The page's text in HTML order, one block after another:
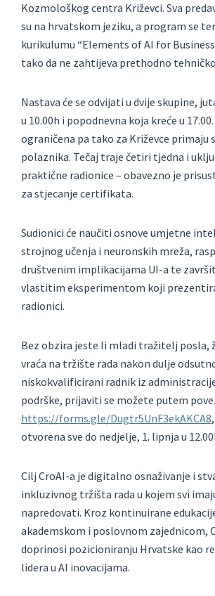
Kozmološkog centra Križevci. Sva
su na hrvatskom jeziku, a program se
kurikulumu “Elements of AI for
tako da ne zahtijeva prethodno
Nastava će se odvijati u dvije skupine,
u 10.00h i popodnevna koja kreće u
ograničena pa tako za Križevce primaju
polaznika. Tečaj traje četiri tjedna i
praktične radionice – obavezno je
za stjecanje certifikata.
Sudionici će naučiti osnove umjetne
strojnog učenja i neuronskih mreža,
društvenim implikacijama UI-a te
vlastitim eksperimentom koji
radionici.
Bez obzira jeste li mladi tražitelj posla,
vraća na tržište rada nakon dulje
niskokvalificirani radnik iz
podrške, prijaviti se možete putem
https://forms.gle/Dugtr5UnF3ekAKCA8
otvorena sve do nedjelje, 1. lipnja u
Cilj CroAI-a je digitalno osnaživanje i
inkluzivnog tržišta rada u kojem svi
napredovati. Kroz kontinuirane
akademskom i poslovnom zajednicom,
doprinosi pozicioniranju Hrvatske kao
lidera u AI inovacijama.